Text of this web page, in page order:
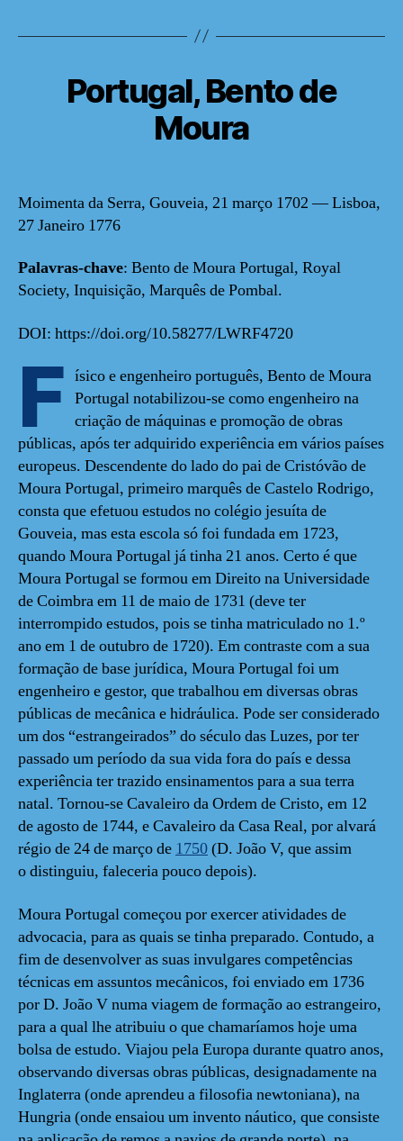
Portugal, Bento de
Moura
Moimenta da Serra, Gouveia, 21 março 1702 — Lisboa,
27 Janeiro 1776
Palavras-chave: Bento de Moura Portugal, Royal
Society, Inquisição, Marquês de Pombal.
DOI: https://doi.org/10.58277/LWRF4720
F ísico e engenheiro português, Bento de Moura
Portugal notabilizou-se como engenheiro na
criação de máquinas e promoção de obras
públicas, após ter adquirido experiência em vários países
europeus. Descendente do lado do pai de Cristóvão de
Moura Portugal, primeiro marquês de Castelo Rodrigo,
consta que efetuou estudos no colégio jesuíta de
Gouveia, mas esta escola só foi fundada em 1723,
quando Moura Portugal já tinha 21 anos. Certo é que
Moura Portugal se formou em Direito na Universidade
de Coimbra em 11 de maio de 1731 (deve ter
interrompido estudos, pois se tinha matriculado no 1.º
ano em 1 de outubro de 1720). Em contraste com a sua
formação de base jurídica, Moura Portugal foi um
engenheiro e gestor, que trabalhou em diversas obras
públicas de mecânica e hidráulica. Pode ser considerado
um dos “estrangeirados” do século das Luzes, por ter
passado um período da sua vida fora do país e dessa
experiência ter trazido ensinamentos para a sua terra
natal. Tornou-se Cavaleiro da Ordem de Cristo, em 12
de agosto de 1744, e Cavaleiro da Casa Real, por alvará
régio de 24 de março de 1750(D. João V, que assim
o distinguiu, faleceria pouco depois).
Moura Portugal começou por exercer atividades de
advocacia, para as quais se tinha preparado. Contudo, a
fim de desenvolver as suas invulgares competências
técnicas em assuntos mecânicos, foi enviado em 1736
por D. João V numa viagem de formação ao estrangeiro,
para a qual lhe atribuiu o que chamaríamos hoje uma
bolsa de estudo. Viajou pela Europa durante quatro anos,
observando diversas obras públicas, designadamente na
Inglaterra (onde aprendeu a filosofia newtoniana), na
Hungria (onde ensaiou um invento náutico, que consiste